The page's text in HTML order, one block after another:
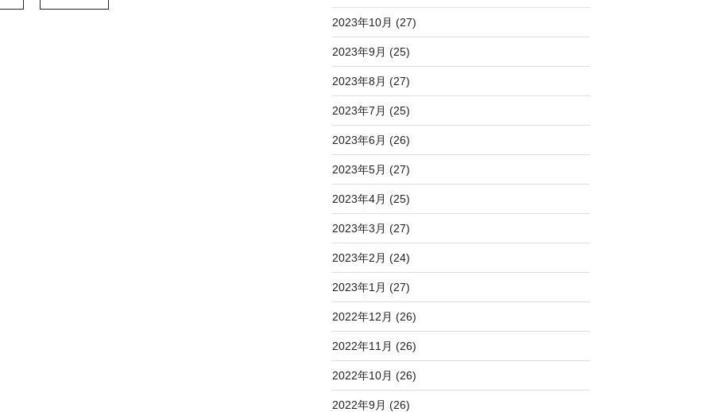
2023年10月 (27)
2023年9月 (25)
2023年8月 (27)
2023年7月 (25)
2023年6月 (26)
2023年5月 (27)
2023年4月 (25)
2023年3月 (27)
2023年2月 (24)
2023年1月 (27)
2022年12月 (26)
2022年11月 (26)
2022年10月 (26)
2022年9月 (26)